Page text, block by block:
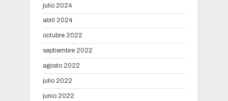
julio 2024
abril 2024
octubre 2022
septiembre 2022
agosto 2022
julio 2022
junio 2022